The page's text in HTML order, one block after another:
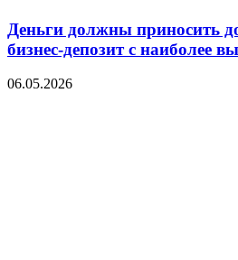
Деньги должны приносить
бизнес-депозит с наиболее
06.05.2026